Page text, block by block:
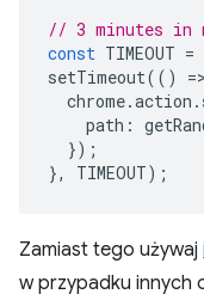
// 3 minutes in
const TIMEOUT =
setTimeout(() =>
chrome.action .
path :
});
},
TIMEOUT);
Zamiast tego używaj
w przypadku innych